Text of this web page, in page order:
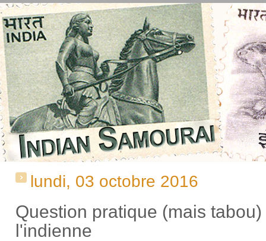
lundi, 03 octobre 2016
Question pratique (mais
l'indienne